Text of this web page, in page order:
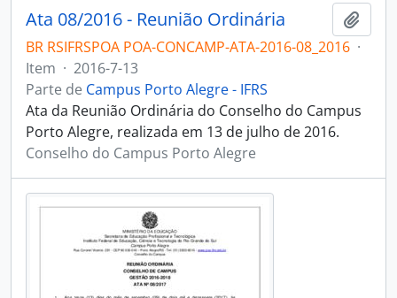
Ata 08/2016 - Reunião Ordinária
BR RSIFRSPOA POA-CONCAMP-ATA-2016-08_2016 ·
Item · 2016-7-13
Parte de Campus Porto Alegre - IFRS
Ata da Reunião Ordinária do Conselho do Campus
Porto Alegre, realizada em 13 de julho de 2016.
Conselho do Campus Porto Alegre